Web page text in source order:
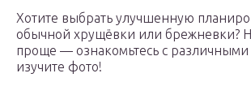
Хотите выбрать улучшенную
обычной хрущёвки или брежневки?
проще — ознакомьтесь с различными
изучите фото!